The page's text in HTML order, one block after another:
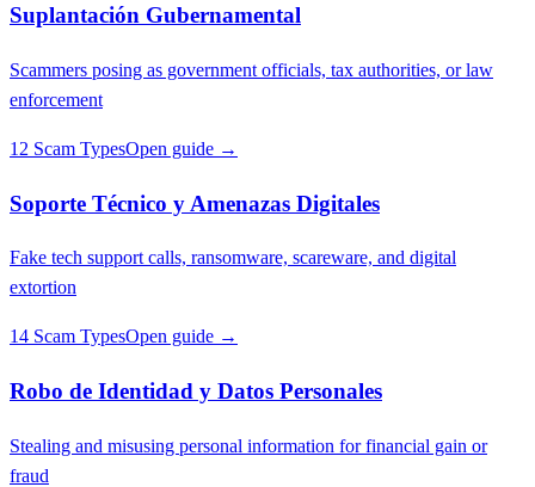
Suplantación Gubernamental
Scammers posing as government officials, tax authorities, or law
enforcement
12 Scam TypesOpen guide →
Soporte Técnico y Amenazas Digitales
Fake tech support calls, ransomware, scareware, and digital
extortion
14 Scam TypesOpen guide →
Robo de Identidad y Datos Personales
Stealing and misusing personal information for financial gain or
fraud